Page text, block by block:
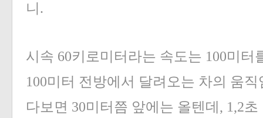
니.
시속 60키로미터라는 속도는 100미터
100미터 전방에서 달려오는 차의 움
다보면 30미터쯤 앞에는 올텐데, 1,2